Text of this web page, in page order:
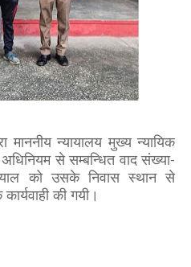
माननीय न्यायालय मुख्य न्यायिक
अधिनियम से सम्बन्धित वाद संख्या-
को उसके निवास स्थान से
की गयी।